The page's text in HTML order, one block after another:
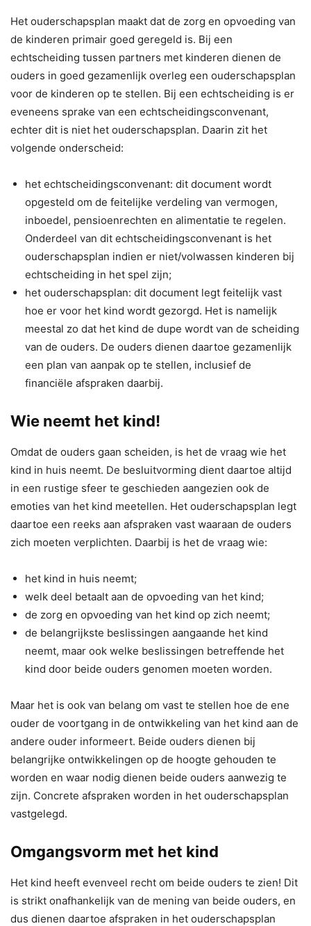
Het ouderschapsplan maakt dat de zorg en opvoeding van
de kinderen primair goed geregeld is. Bij een
echtscheiding tussen partners met kinderen dienen de
ouders in goed gezamenlijk overleg een ouderschapsplan
voor de kinderen op te stellen. Bij een echtscheiding is er
eveneens sprake van een echtscheidingsconvenant,
echter dit is niet het ouderschapsplan. Daarin zit het
volgende onderscheid:
het echtscheidingsconvenant: dit document wordt
opgesteld om de feitelijke verdeling van vermogen,
inboedel, pensioenrechten en alimentatie te regelen.
Onderdeel van dit echtscheidingsconvenant is het
ouderschapsplan indien er niet/volwassen kinderen bij
echtscheiding in het spel zijn;
het ouderschapsplan: dit document legt feitelijk vast
hoe er voor het kind wordt gezorgd. Het is namelijk
meestal zo dat het kind de dupe wordt van de scheiding
van de ouders. De ouders dienen daartoe gezamenlijk
een plan van aanpak op te stellen, inclusief de
financiële afspraken daarbij.
Wie neemt het kind!
Omdat de ouders gaan scheiden, is het de vraag wie het
kind in huis neemt. De besluitvorming dient daartoe altijd
in een rustige sfeer te geschieden aangezien ook de
emoties van het kind meetellen. Het ouderschapsplan legt
daartoe een reeks aan afspraken vast waaraan de ouders
zich moeten verplichten. Daarbij is het de vraag wie:
het kind in huis neemt;
welk deel betaalt aan de opvoeding van het kind;
de zorg en opvoeding van het kind op zich neemt;
de belangrijkste beslissingen aangaande het kind
neemt, maar ook welke beslissingen betreffende het
kind door beide ouders genomen moeten worden.
Maar het is ook van belang om vast te stellen hoe de ene
ouder de voortgang in de ontwikkeling van het kind aan de
andere ouder informeert. Beide ouders dienen bij
belangrijke ontwikkelingen op de hoogte gehouden te
worden en waar nodig dienen beide ouders aanwezig te
zijn. Concrete afspraken worden in het ouderschapsplan
vastgelegd.
Omgangsvorm met het kind
Het kind heeft evenveel recht om beide ouders te zien! Dit
is strikt onafhankelijk van de mening van beide ouders, en
dus dienen daartoe afspraken in het ouderschapsplan